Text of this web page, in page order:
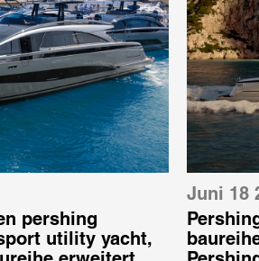
pershing
utility yacht,
Juni 18